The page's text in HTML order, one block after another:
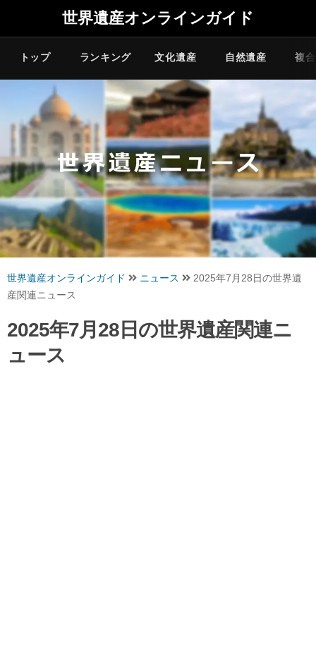
世界遺産オンラインガイド
トップ ランキング 文化遺産 自然遺産 複
世界遺産オンラインガイド ニュース
2025年7月28日の世界遺
産関連ニュース
2025年7月28日の世界遺産関連ニ
ュース